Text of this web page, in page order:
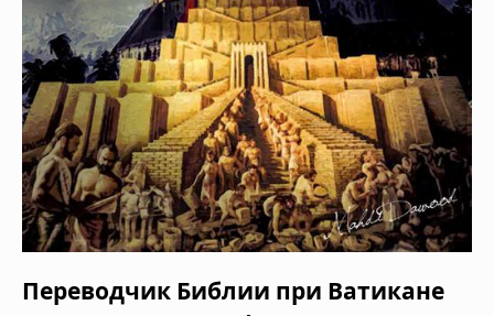
Переводчик Библии при Ватикане